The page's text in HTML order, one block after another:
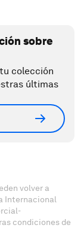
sobre
colección
últimas
volver a
Internacional
condiciones de